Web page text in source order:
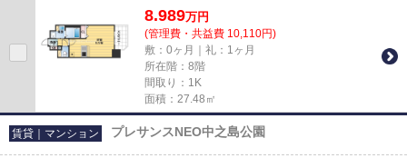
8.989万円
(管理費・共益費 10,110円)
敷：0ヶ月｜礼：1ヶ月
所在階：8階
間取り：1K
面積：27.48㎡
賃貸｜マンション プレサンスNEO中之島公園